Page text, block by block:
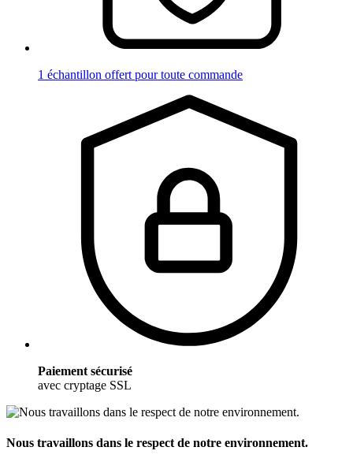
1 échantillon offert pour toute commande
Paiement sécurisé
avec cryptage SSL
Nous travaillons dans le respect de notre environnement.